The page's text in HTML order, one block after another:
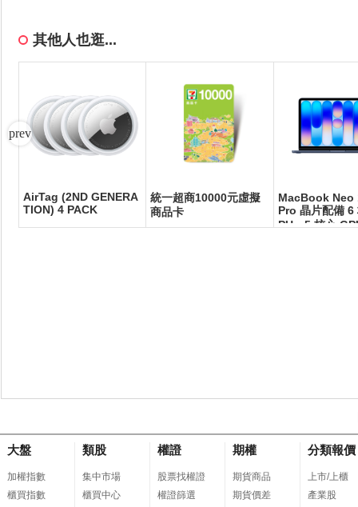
其他人也逛...
AirTag (2ND GENERA
TION) 4 PACK
統一超商10000元虛擬
商品卡
MacBook Neo
Pro 晶片配備 6
PU、5 核心
大盤
加權指數
櫃買指數
類股
集中市場
櫃買中心
權證
股票找權證
權證篩選
期權
期貨商品
期貨價差
分類報價
上市/上櫃
產業股